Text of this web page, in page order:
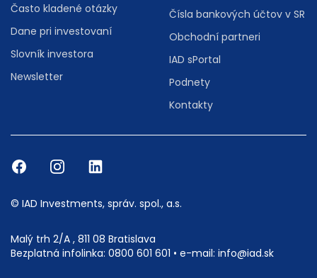
Často kladené otázky
Dane pri investovaní
Slovník investora
Newsletter
Čísla bankových účtov v SR
Obchodní partneri
IAD sPortal
Podnety
Kontakty
© IAD Investments, správ. spol., a.s.
Malý trh 2/A , 811 08 Bratislava
Bezplatná infolinka: 0800 601 601 • e-mail: info@iad.sk